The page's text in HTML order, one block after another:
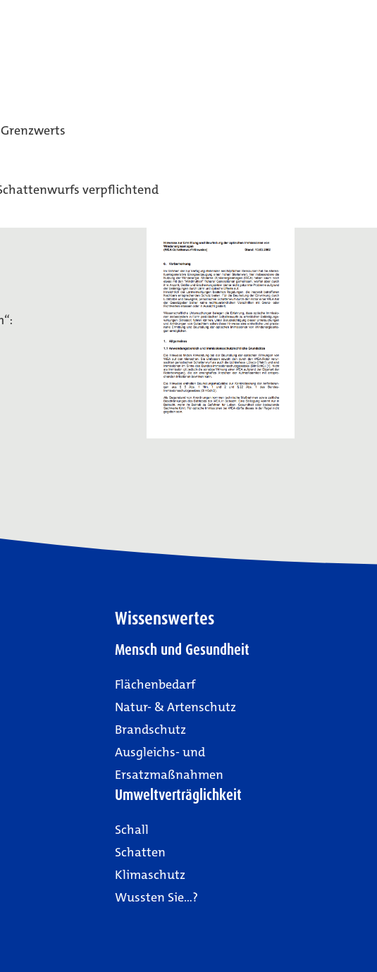
verpflichtend
Wissenswertes
Mensch und Gesundheit
Flächenbedarf
Natur- & Artenschutz
Brandschutz
Ausgleichs- und
Ersatzmaßnahmen
Umweltverträglichkeit
Schall
Schatten
Klimaschutz
Wussten Sie…?